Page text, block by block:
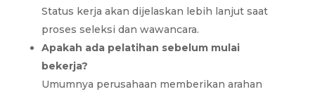
Status kerja akan dijelaskan lebih lanjut saat
proses seleksi dan wawancara.
Apakah ada pelatihan sebelum mulai
bekerja?
Umumnya perusahaan memberikan arahan